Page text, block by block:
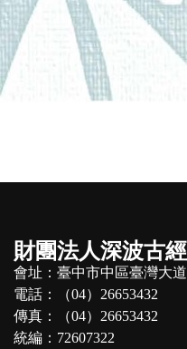
財團法人深波古
會址：臺中市中區臺灣大
電話：（04）26653432
傳真：（04）26653432
統編：72607322